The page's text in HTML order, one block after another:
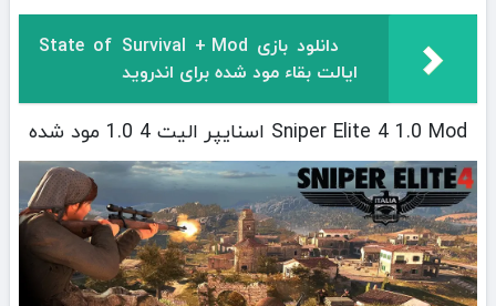
دانلود بازی State of Survival + Mod
ایالت بقاء مود شده برای اندروید
Sniper Elite 4 1.0 Mod اسنایپر الیت 4 1.0 مود شده